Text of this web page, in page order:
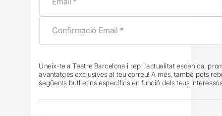
Uneix-te a Teatre Barcelona i rep l'actualitat escènica,
avantatges exclusives al teu correu! A més, també pots
següents butlletins específics en funció dels teus